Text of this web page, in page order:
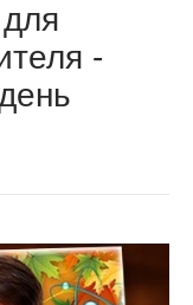
-